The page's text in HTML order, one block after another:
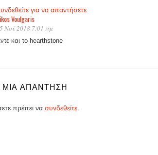
για να απαντήσετε
Voulgaris
Νοέ 2018 7:01 πμ
και το hearthstone
ΑΠΆΝΤΗΣΗ
πρέπει να συνδεθείτε